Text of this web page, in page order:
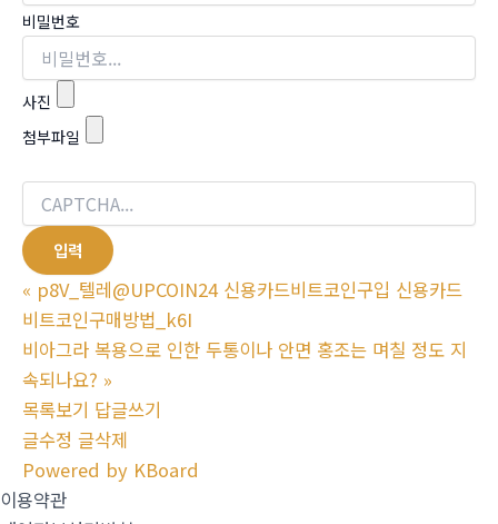
비밀번호
사진
첨부파일
« p8V_텔레@UPCOIN24 신용카드비트코인구입 신용카드
비트코인구매방법_k6I
비아그라 복용으로 인한 두통이나 안면 홍조는 며칠 정도 지
속되나요? »
목록보기 답글쓰기
글수정 글삭제
Powered by KBoard
이용약관